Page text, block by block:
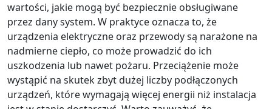
wartości, jakie mogą być bezpiecznie obsługiwane
przez dany system. W praktyce oznacza to, że
urządzenia elektryczne oraz przewody są narażone na
nadmierne ciepło, co może prowadzić do ich
uszkodzenia lub nawet pożaru. Przeciążenie może
wystąpić na skutek zbyt dużej liczby podłączonych
urządzeń, które wymagają więcej energii niż instalacja